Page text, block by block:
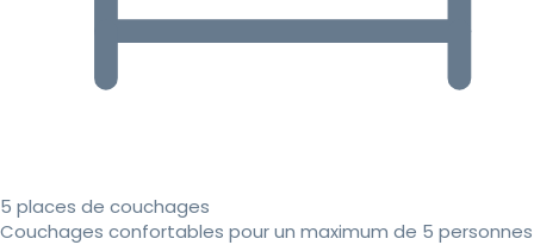
5 places de couchages
Couchages confortables pour un maximum de 5 personnes